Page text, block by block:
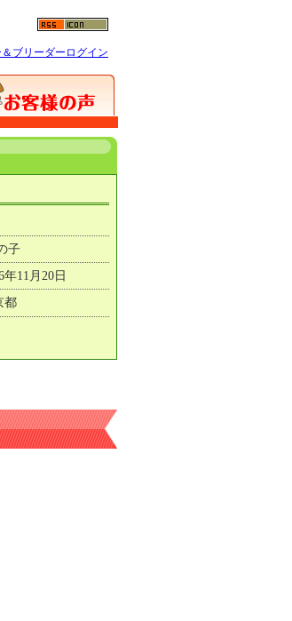
ブリーダーログイン
子
年11月20日
都